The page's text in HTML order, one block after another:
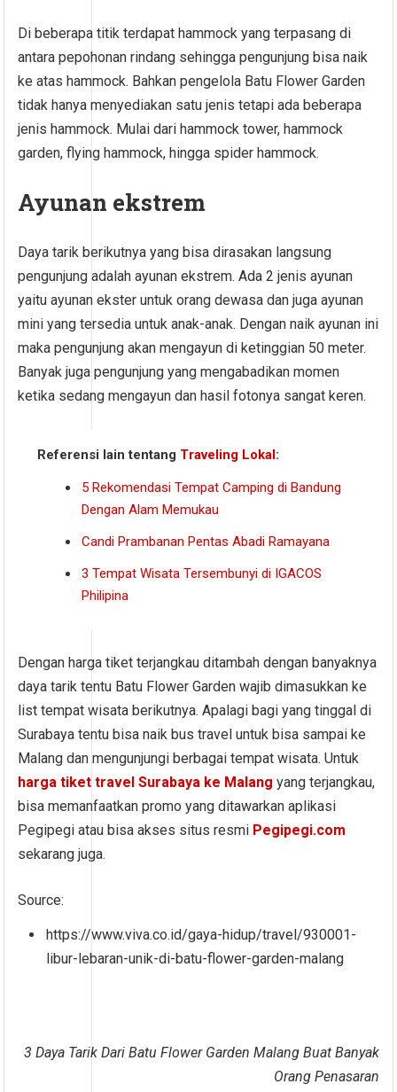
Di beberapa titik terdapat hammock yang terpasang di
antara pepohonan rindang sehingga pengunjung bisa naik
ke atas hammock. Bahkan pengelola Batu Flower Garden
tidak hanya menyediakan satu jenis tetapi ada beberapa
jenis hammock. Mulai dari hammock tower, hammock
garden, flying hammock, hingga spider hammock.
Ayunan ekstrem
Daya tarik berikutnya yang bisa dirasakan langsung
pengunjung adalah ayunan ekstrem. Ada 2 jenis ayunan
yaitu ayunan ekster untuk orang dewasa dan juga ayunan
mini yang tersedia untuk anak-anak. Dengan naik ayunan ini
maka pengunjung akan mengayun di ketinggian 50 meter.
Banyak juga pengunjung yang mengabadikan momen
ketika sedang mengayun dan hasil fotonya sangat keren.
Referensi lain tentang Traveling Lokal :
5 Rekomendasi Tempat Camping di Bandung
Dengan Alam Memukau
Candi Prambanan Pentas Abadi Ramayana
3 Tempat Wisata Tersembunyi di IGACOS
Philipina
Dengan harga tiket terjangkau ditambah dengan banyaknya
daya tarik tentu Batu Flower Garden wajib dimasukkan ke
list tempat wisata berikutnya. Apalagi bagi yang tinggal di
Surabaya tentu bisa naik bus travel untuk bisa sampai ke
Malang dan mengunjungi berbagai tempat wisata. Untuk
harga tiket travel Surabaya ke Malang yang terjangkau,
bisa memanfaatkan promo yang ditawarkan aplikasi
Pegipegi atau bisa akses situs resmi Pegipegi.com
sekarang juga.
Source:
https://www.viva.co.id/gaya-hidup/travel/930001-
libur-lebaran-unik-di-batu-flower-garden-malang
3 Daya Tarik Dari Batu Flower Garden Malang Buat Banyak
Orang Penasaran